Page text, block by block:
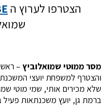
הצטרפו לערוץ ה
מסר ממוטי שמואלוביץ –
והצטרף למשפחת יועצי